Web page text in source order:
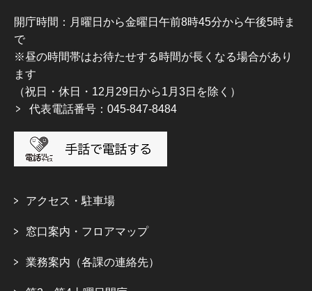
開庁時間：月曜日から金曜日午前8時45分から午後5時ま
で
※昼の時間帯はお待たせする時間が長くなる場合があり
ます
（祝日・休日・12月29日から1月3日を除く）
代表電話番号：045-847-8484
アクセス・駐車場
窓口案内・フロアマップ
業務案内（各課の連絡先）